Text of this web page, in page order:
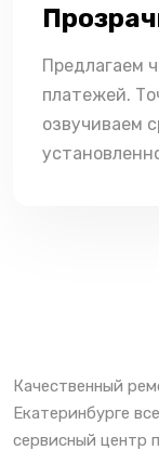
Предлагаем
платежей.
озвучиваем
Качественный
Екатеринбурге
сервисный центр